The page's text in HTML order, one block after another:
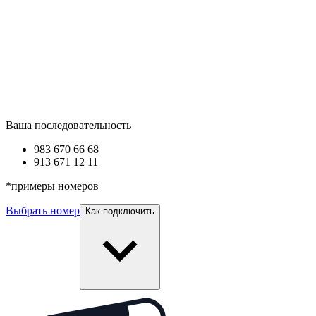
Ваша последовательность
983 670 66 68
913 671 12 11
*примеры номеров
Выбрать номер Как подключить